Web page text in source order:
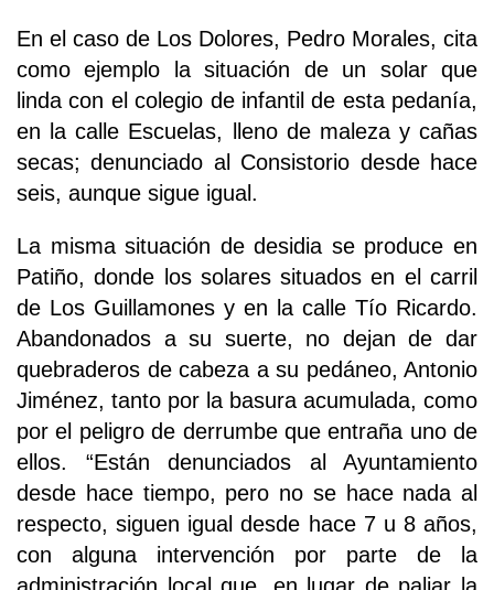
En el caso de Los Dolores, Pedro Morales, cita
como ejemplo la situación de un solar que
linda con el colegio de infantil de esta pedanía,
en la calle Escuelas, lleno de maleza y cañas
secas; denunciado al Consistorio desde hace
seis, aunque sigue igual.
La misma situación de desidia se produce en
Patiño, donde los solares situados en el carril
de Los Guillamones y en la calle Tío Ricardo.
Abandonados a su suerte, no dejan de dar
quebraderos de cabeza a su pedáneo, Antonio
Jiménez, tanto por la basura acumulada, como
por el peligro de derrumbe que entraña uno de
ellos. “Están denunciados al Ayuntamiento
desde hace tiempo, pero no se hace nada al
respecto, siguen igual desde hace 7 u 8 años,
con alguna intervención por parte de la